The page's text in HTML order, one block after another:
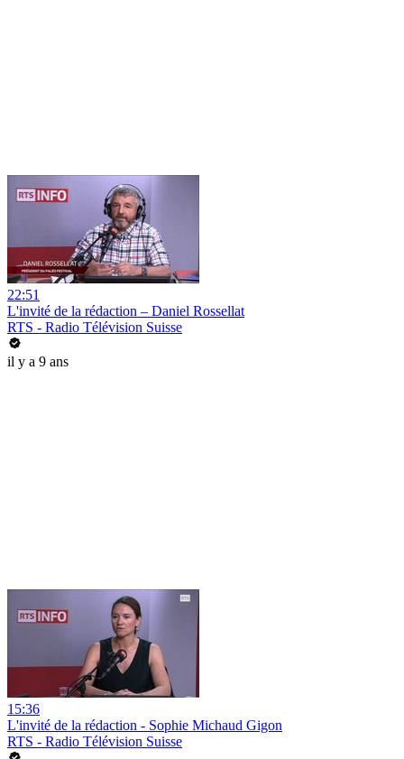
22:51
L'invité de la rédaction – Daniel Rossellat
RTS - Radio Télévision Suisse
il y a 9 ans
15:36
L'invité de la rédaction - Sophie Michaud Gigon
RTS - Radio Télévision Suisse